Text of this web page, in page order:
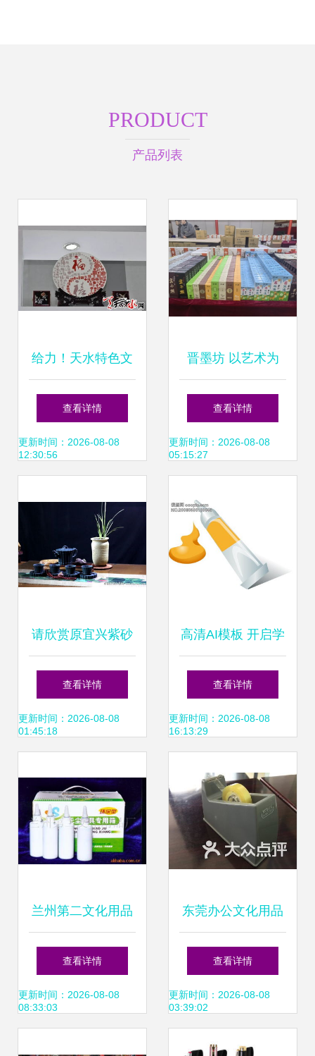
PRODUCT
产品列表
给力！天水特色文
化产品亮相文博
会，茶壶零售引爆
查看详情
更新时间：2026-08-08
12:30:56
晋墨坊 以艺术为
魂，铸就文化用品
发展新篇章
查看详情
更新时间：2026-08-08
05:15:27
请欣赏原宜兴紫砂
二厂早期精品茶壶
查看详情
更新时间：2026-08-08
01:45:18
高清AI模板 开启学
生用品图片设计新
纪元
查看详情
更新时间：2026-08-08
16:13:29
兰州第二文化用品
厂 墨盒 水
查看详情
更新时间：2026-08-08
08:33:03
东莞办公文化用品
市场中的茶壶零售
探秘
查看详情
更新时间：2026-08-08
03:39:02